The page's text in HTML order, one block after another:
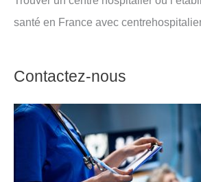
santé en France avec
Contactez-nous